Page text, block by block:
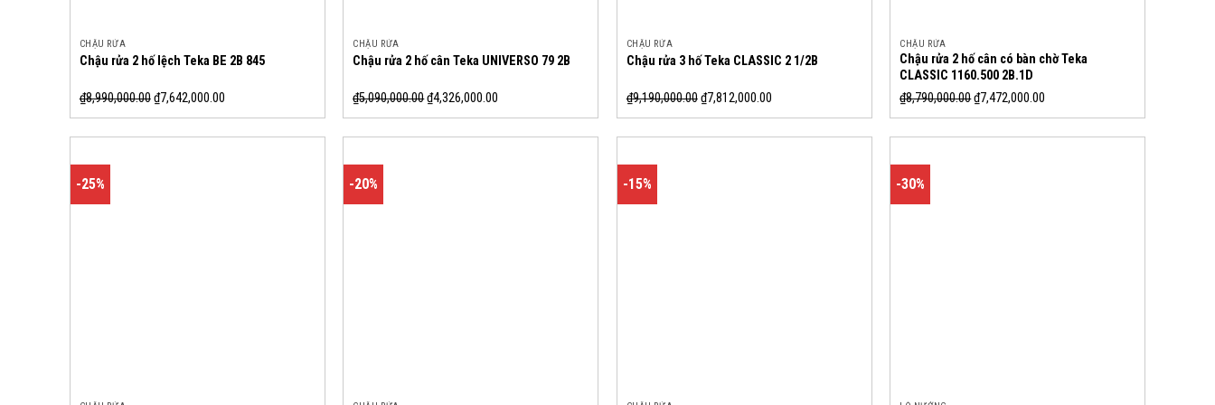
CHẬU RỬA
Chậu rửa 2 hố lệch Teka BE 2B 845
₫8,990,000.00₫7,642,000.00
CHẬU RỬA
Chậu rửa 2 hố cân Teka UNIVERSO 79 2B
₫5,090,000.00₫4,326,000.00
CHẬU RỬA
Chậu rửa 3 hố Teka CLASSIC 2 1/2B
₫9,190,000.00₫7,812,000.00
CHẬU RỬA
Chậu rửa 2 hố cân có bàn chờ Teka
CLASSIC 1160.500 2B.1D
₫8,790,000.00₫7,472,000.00
-25% -20% -15% -30%